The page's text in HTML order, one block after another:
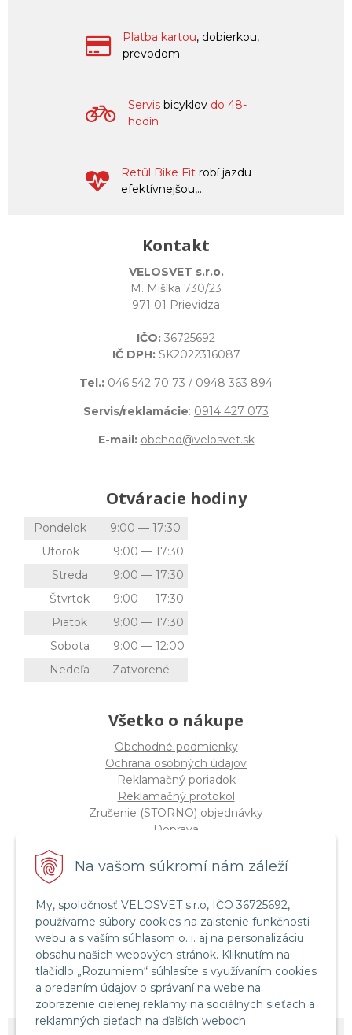
Na vašom súkromí nám záleží
My, spoločnosť VELOSVET s.r.o, IČO 36725692,
používame súbory cookies na zaistenie funkčnosti
webu a s vaším súhlasom o. i. aj na personalizáciu
obsahu našich webových stránok. Kliknutím na
tlačidlo „Rozumiem“ súhlasíte s využívaním cookies
a predaním údajov o správaní na webe na
zobrazenie cielenej reklamy na sociálnych sieťach a
reklamných sieťach na ďalších weboch.
Platba kartou, dobierkou,
prevodom
Servis bicyklov do 48-
hodín
Retül Bike Fit robí jazdu
efektívnejšou,...
Kontakt
VELOSVET s.r.o.
M. Mišíka 730/23
971 01 Prievidza
IČO: 36725692
IČ DPH: SK2022316087
Tel.: 046 542 70 73 / 0948 363 894
Servis/reklamácie: 0914 427 073
E-mail: obchod@velosvet.sk
Otváracie hodiny
Pondelok
9:00 — 17:30
Utorok
9:00 — 17:30
Streda
9:00 — 17:30
Štvrtok
9:00 — 17:30
Piatok
9:00 — 17:30
Sobota
9:00 — 12:00
Nedeľa
Zatvorené
Všetko o nákupe
Obchodné podmienky
Ochrana osobných údajov
Reklamačný poriadok
Reklamačný protokol
Zrušenie (STORNO) objednávky
Doprava
Štatút súťaže "Vianoce 2025"
Servis a služby
Servis bicyklov a elektrobicyklov
Retül Bike Fit
Instagram Velosvet
Facebook Velosvet